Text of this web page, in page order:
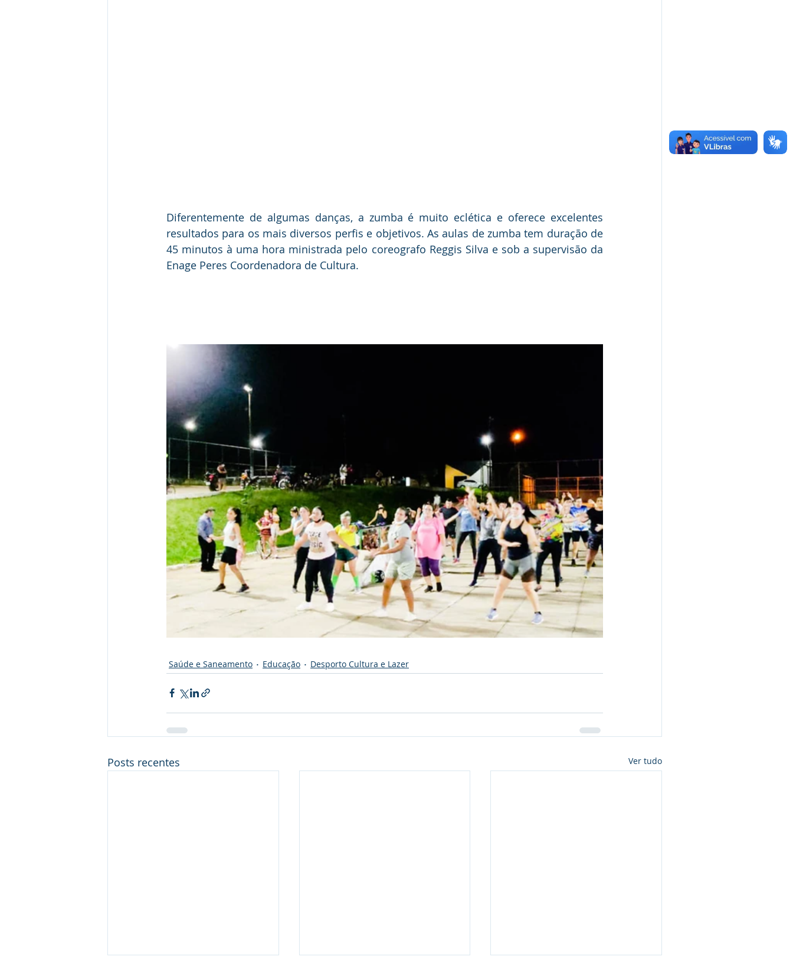
Diferentemente de algumas danças, a zumba é muito eclética e oferece excelentes
resultados para os mais diversos perfis e objetivos. As aulas de zumba tem duração de
45 minutos à uma hora ministrada pelo coreografo Reggis Silva e sob a supervisão da
Enage Peres Coordenadora de Cultura.
Saúde e Saneamento Educação Desporto Cultura e Lazer
Posts recentes Ver tudo